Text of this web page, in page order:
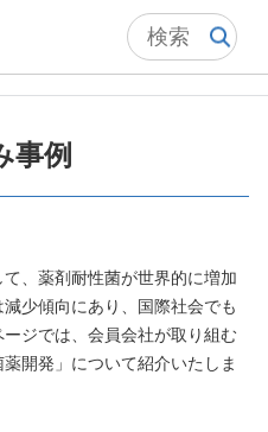
STOP AMR
事例
、薬剤耐性菌が世界的に増加
少傾向にあり、国際社会でも
ジでは、会員会社が取り組む
開発」について紹介いたしま